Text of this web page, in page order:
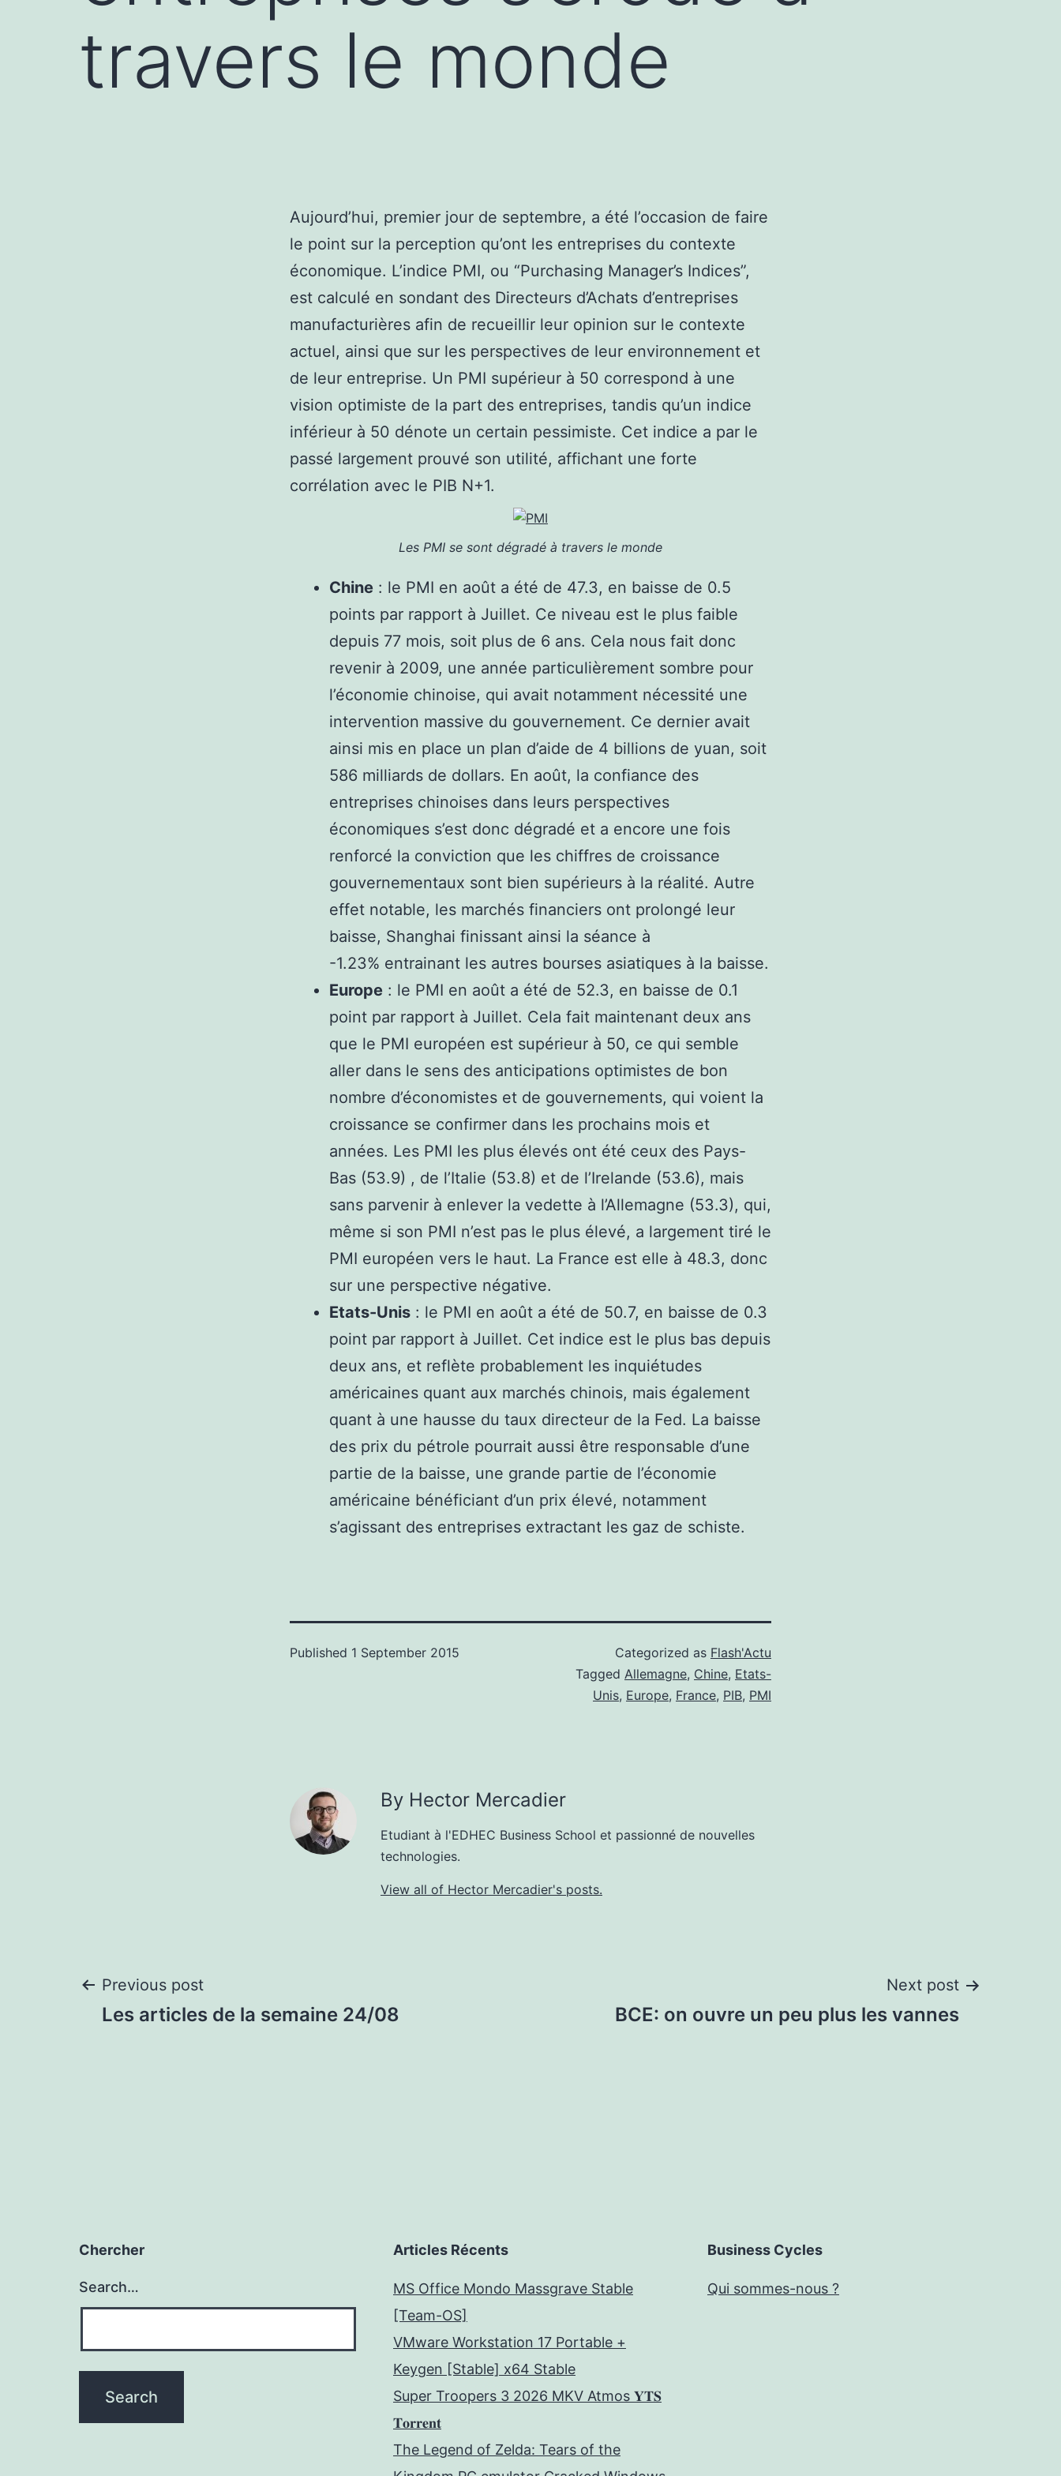
travers le monde
Aujourd’hui, premier jour de septembre, a été l’occasion de faire
le point sur la perception qu’ont les entreprises du contexte
économique. L’indice PMI, ou “Purchasing Manager’s Indices”,
est calculé en sondant des Directeurs d’Achats d’entreprises
manufacturières afin de recueillir leur opinion sur le contexte
actuel, ainsi que sur les perspectives de leur environnement et
de leur entreprise. Un PMI supérieur à 50 correspond à une
vision optimiste de la part des entreprises, tandis qu’un indice
inférieur à 50 dénote un certain pessimiste. Cet indice a par le
passé largement prouvé son utilité, affichant une forte
corrélation avec le PIB N+1.
Les PMI se sont dégradé à travers le monde
Chine : le PMI en août a été de 47.3, en baisse de 0.5
points par rapport à Juillet. Ce niveau est le plus faible
depuis 77 mois, soit plus de 6 ans. Cela nous fait donc
revenir à 2009, une année particulièrement sombre pour
l’économie chinoise, qui avait notamment nécessité une
intervention massive du gouvernement. Ce dernier avait
ainsi mis en place un plan d’aide de 4 billions de yuan, soit
586 milliards de dollars. En août, la confiance des
entreprises chinoises dans leurs perspectives
économiques s’est donc dégradé et a encore une fois
renforcé la conviction que les chiffres de croissance
gouvernementaux sont bien supérieurs à la réalité. Autre
effet notable, les marchés financiers ont prolongé leur
baisse, Shanghai finissant ainsi la séance à
-1.23% entrainant les autres bourses asiatiques à la baisse.
Europe : le PMI en août a été de 52.3, en baisse de 0.1
point par rapport à Juillet. Cela fait maintenant deux ans
que le PMI européen est supérieur à 50, ce qui semble
aller dans le sens des anticipations optimistes de bon
nombre d’économistes et de gouvernements, qui voient la
croissance se confirmer dans les prochains mois et
années. Les PMI les plus élevés ont été ceux des Pays-
Bas (53.9) , de l’Italie (53.8) et de l’Irelande (53.6), mais
sans parvenir à enlever la vedette à l’Allemagne (53.3), qui,
même si son PMI n’est pas le plus élevé, a largement tiré le
PMI européen vers le haut. La France est elle à 48.3, donc
sur une perspective négative.
Etats-Unis : le PMI en août a été de 50.7, en baisse de 0.3
point par rapport à Juillet. Cet indice est le plus bas depuis
deux ans, et reflète probablement les inquiétudes
américaines quant aux marchés chinois, mais également
quant à une hausse du taux directeur de la Fed. La baisse
des prix du pétrole pourrait aussi être responsable d’une
partie de la baisse, une grande partie de l’économie
américaine bénéficiant d’un prix élevé, notamment
s’agissant des entreprises extractant les gaz de schiste.
Published 1 September 2015 Categorized as Flash'Actu
Tagged Allemagne, Chine, Etats-
Unis, Europe, France, PIB, PMI
By Hector Mercadier
Etudiant à l'EDHEC Business School et passionné de nouvelles
technologies.
View all of Hector Mercadier's posts.
Post
Previous post
Les articles de la semaine 24/08
Next post
BCE: on ouvre un peu plus les vannes
Chercher
Search…
Articles Récents
MS Office Mondo Massgrave Stable
[Team-OS]
VMware Workstation 17 Portable +
Keygen [Stable] x64 Stable
Super Troopers 3 2026 MKV Atmos 𝐘𝐓𝐒
𝐓𝐨𝐫𝐫𝐞𝐧𝐭
The Legend of Zelda: Tears of the
Business Cycles
Qui sommes-nous ?